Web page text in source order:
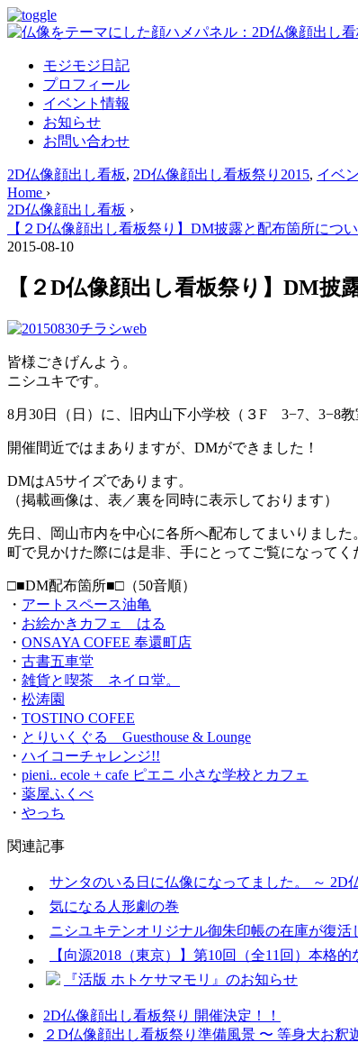
モジモジ日記
プロフィール
イベント情報
お知らせ
お問い合わせ
2D仏像顔出し看板, 2D仏像顔出し看板祭り2015, イベ
Home ›
2D仏像顔出し看板 ›
【２D仏像顔出し看板祭り】DM披露と配布箇所につ
2015-08-10
【２D仏像顔出し看板祭り】DM披
皆様ごきげんよう。
ニシユキです。
8月30日（日）に、旧内山下小学校（３F 3−7、3−8
開催間近ではまありますが、DMができました！
DMはA5サイズであります。
（掲載画像は、表／裏を同時に表示しております）
先日、岡山市内を中心に各所へ配布してまいりました
町で見かけた際には是非、手にとってご覧になってく
□■DM配布箇所■□（50音順）
・ アートスペース油亀
・ お絵かきカフェ はる
・ ONSAYA COFEE 奉還町店
・ 古書五車堂
・ 雑貨と喫茶 ネイロ堂。
・ 松涛園
・ TOSTINO COFEE
・ とりいくぐる Guesthouse & Lounge
・ ハイコーチャレンジ!!
・ pieni.. ecole + cafe ピエニ 小さな学校とカフェ
・ 薬屋ふくべ
・ やっち
関連記事
サンタのいる日に仏像になってました。 ～ 2D
気になる人形劇の巻
ニシユキテンオリジナル御朱印帳の在庫が復活
【向源2018（東京）】第10回（全11回）本格
『活版 ホトケサマモリ』のお知らせ
2D仏像顔出し看板祭り 開催決定！！
２D仏像顔出し看板祭り準備風景 〜 等身大お釈